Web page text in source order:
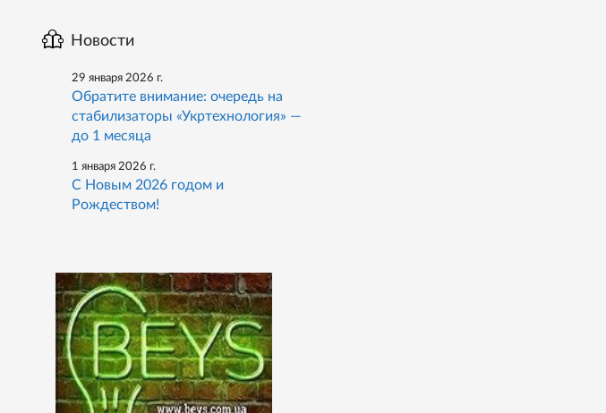
Новости
29 января 2026 г.
Обратите внимание: очередь на
стабилизаторы «Укртехнология» —
до 1 месяца
1 января 2026 г.
С Новым 2026 годом и
Рождеством!